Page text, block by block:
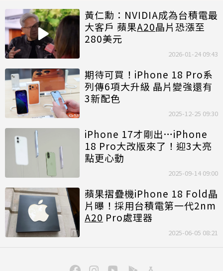
黃仁勳：NVIDIA成為台積電最
大客戶 蘋果A20晶片恐漲至
280美元
2026-01-24 09:43
期待可買！iPhone 18 Pro系
列傳6項大升級 晶片變強還有
3新配色
2025-12-25 09:30
iPhone 17才剛出…iPhone
18 Pro大改版來了！迎3大亮
點更心動
2025-09-14 09:00
蘋果摺疊機iPhone 18 Fold晶
片曝！採用台積電第一代2nm
A20 Pro處理器
2025-06-05 08:21